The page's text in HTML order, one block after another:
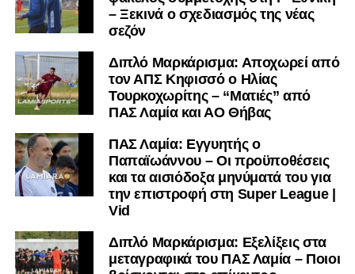
– Ξεκινά ο σχεδιασμός της νέας
σεζόν
Διπλό Μαρκάρισμα: Αποχωρεί από
τον ΑΠΣ Κηφισσό ο Ηλίας
Τουρκοχωρίτης – “Ματιές” από
ΠΑΣ Λαμία και ΑΟ Θήβας
ΠΑΣ Λαμία: Εγγυητής ο
Παπαϊωάννου – Οι προϋποθέσεις
και τα αισιόδοξα μηνύματά του για
την επιστροφή στη Super League |
Vid
Διπλό Μαρκάρισμα: Εξελίξεις στα
μεταγραφικά του ΠΑΣ Λαμία – Ποιοι